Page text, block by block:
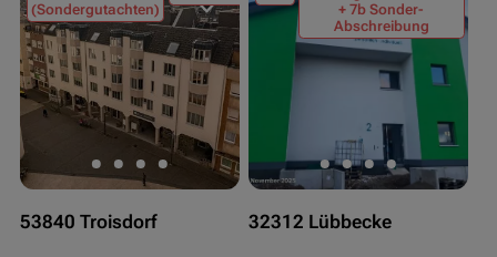
(Sondergutachten)
53840 Troisdorf
+ 7b Sonder-
Abschreibung
32312 Lübbecke